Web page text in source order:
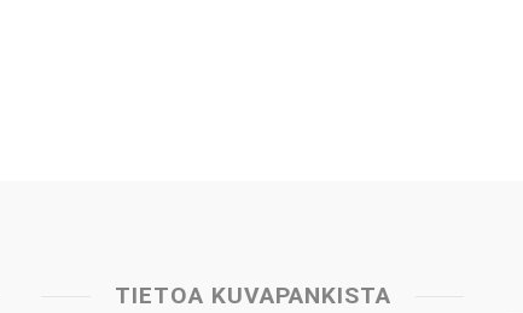
TIETOA KUVAPANKISTA